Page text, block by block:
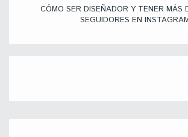
CÓMO SER DISEÑADOR Y TENER MÁS
SEGUIDORES EN